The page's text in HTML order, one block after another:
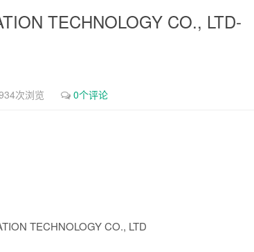
可享25%折扣
TECHNOLOGY CO., LTD-
次浏览 0个评论
TECHNOLOGY CO., LTD